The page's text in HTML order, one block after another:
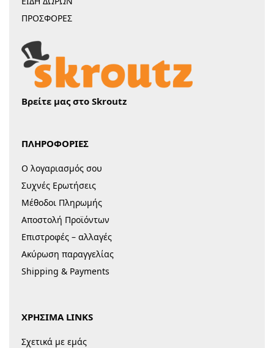
ΠΡΟΣΦΟΡΕΣ
Βρείτε μας στο Skroutz
ΠΛΗΡΟΦΟΡΙΕΣ
Ο λογαριασμός σου
Συχνές Ερωτήσεις
Μέθοδοι Πληρωμής
Αποστολή Προϊόντων
Επιστροφές – αλλαγές
Ακύρωση παραγγελίας
Shipping & Payments
ΧΡΗΣΙΜΑ LINKS
Σχετικά με εμάς